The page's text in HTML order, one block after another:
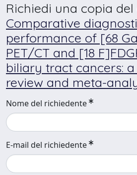
Richiedi una copia
Comparative
performance of [68
PET/CT and [18
biliary tract cancers:
review and meta-
Nome del richiedente
E-mail del richiedente